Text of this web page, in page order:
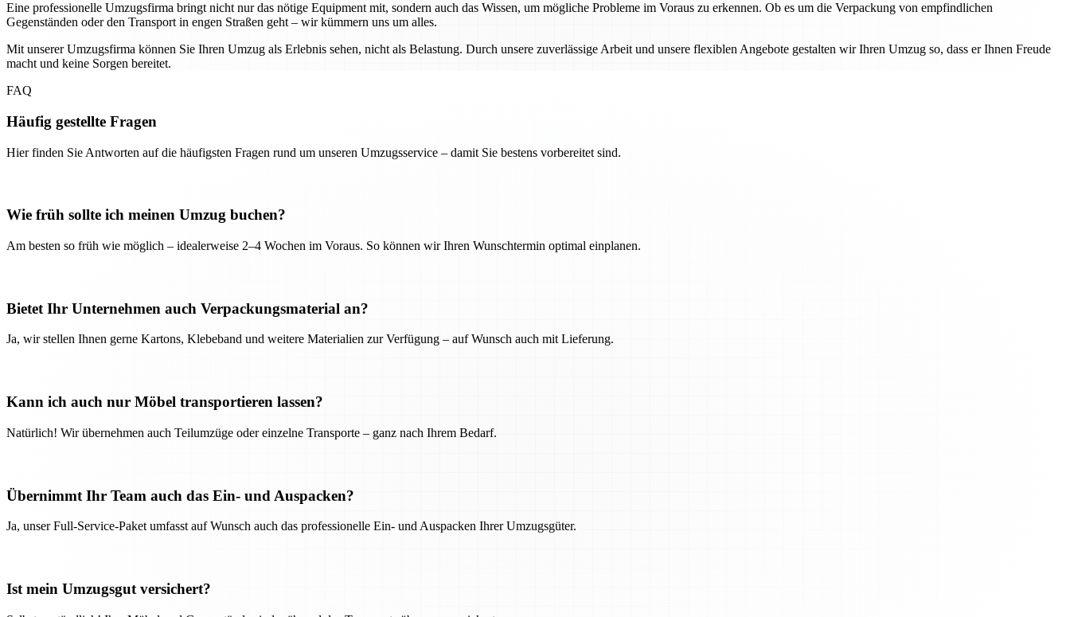
Eine professionelle Umzugsfirma bringt nicht nur das nötige Equipment mit, sondern auch das Wissen, um mögliche Probleme im Voraus zu erkennen. Ob es um die Verpackung von empfindlichen
Gegenständen oder den Transport in engen Straßen geht – wir kümmern uns um alles.
Mit unserer Umzugsfirma können Sie Ihren Umzug als Erlebnis sehen, nicht als Belastung. Durch unsere zuverlässige Arbeit und unsere flexiblen Angebote gestalten wir Ihren Umzug so, dass er Ihnen Freude
macht und keine Sorgen bereitet.
FAQ
Häufig gestellte Fragen
Hier finden Sie Antworten auf die häufigsten Fragen rund um unseren Umzugsservice – damit Sie bestens vorbereitet sind.
Wie früh sollte ich meinen Umzug buchen?
Am besten so früh wie möglich – idealerweise 2–4 Wochen im Voraus. So können wir Ihren Wunschtermin optimal einplanen.
Bietet Ihr Unternehmen auch Verpackungsmaterial an?
Ja, wir stellen Ihnen gerne Kartons, Klebeband und weitere Materialien zur Verfügung – auf Wunsch auch mit Lieferung.
Kann ich auch nur Möbel transportieren lassen?
Natürlich! Wir übernehmen auch Teilumzüge oder einzelne Transporte – ganz nach Ihrem Bedarf.
Übernimmt Ihr Team auch das Ein- und Auspacken?
Ja, unser Full-Service-Paket umfasst auf Wunsch auch das professionelle Ein- und Auspacken Ihrer Umzugsgüter.
Ist mein Umzugsgut versichert?